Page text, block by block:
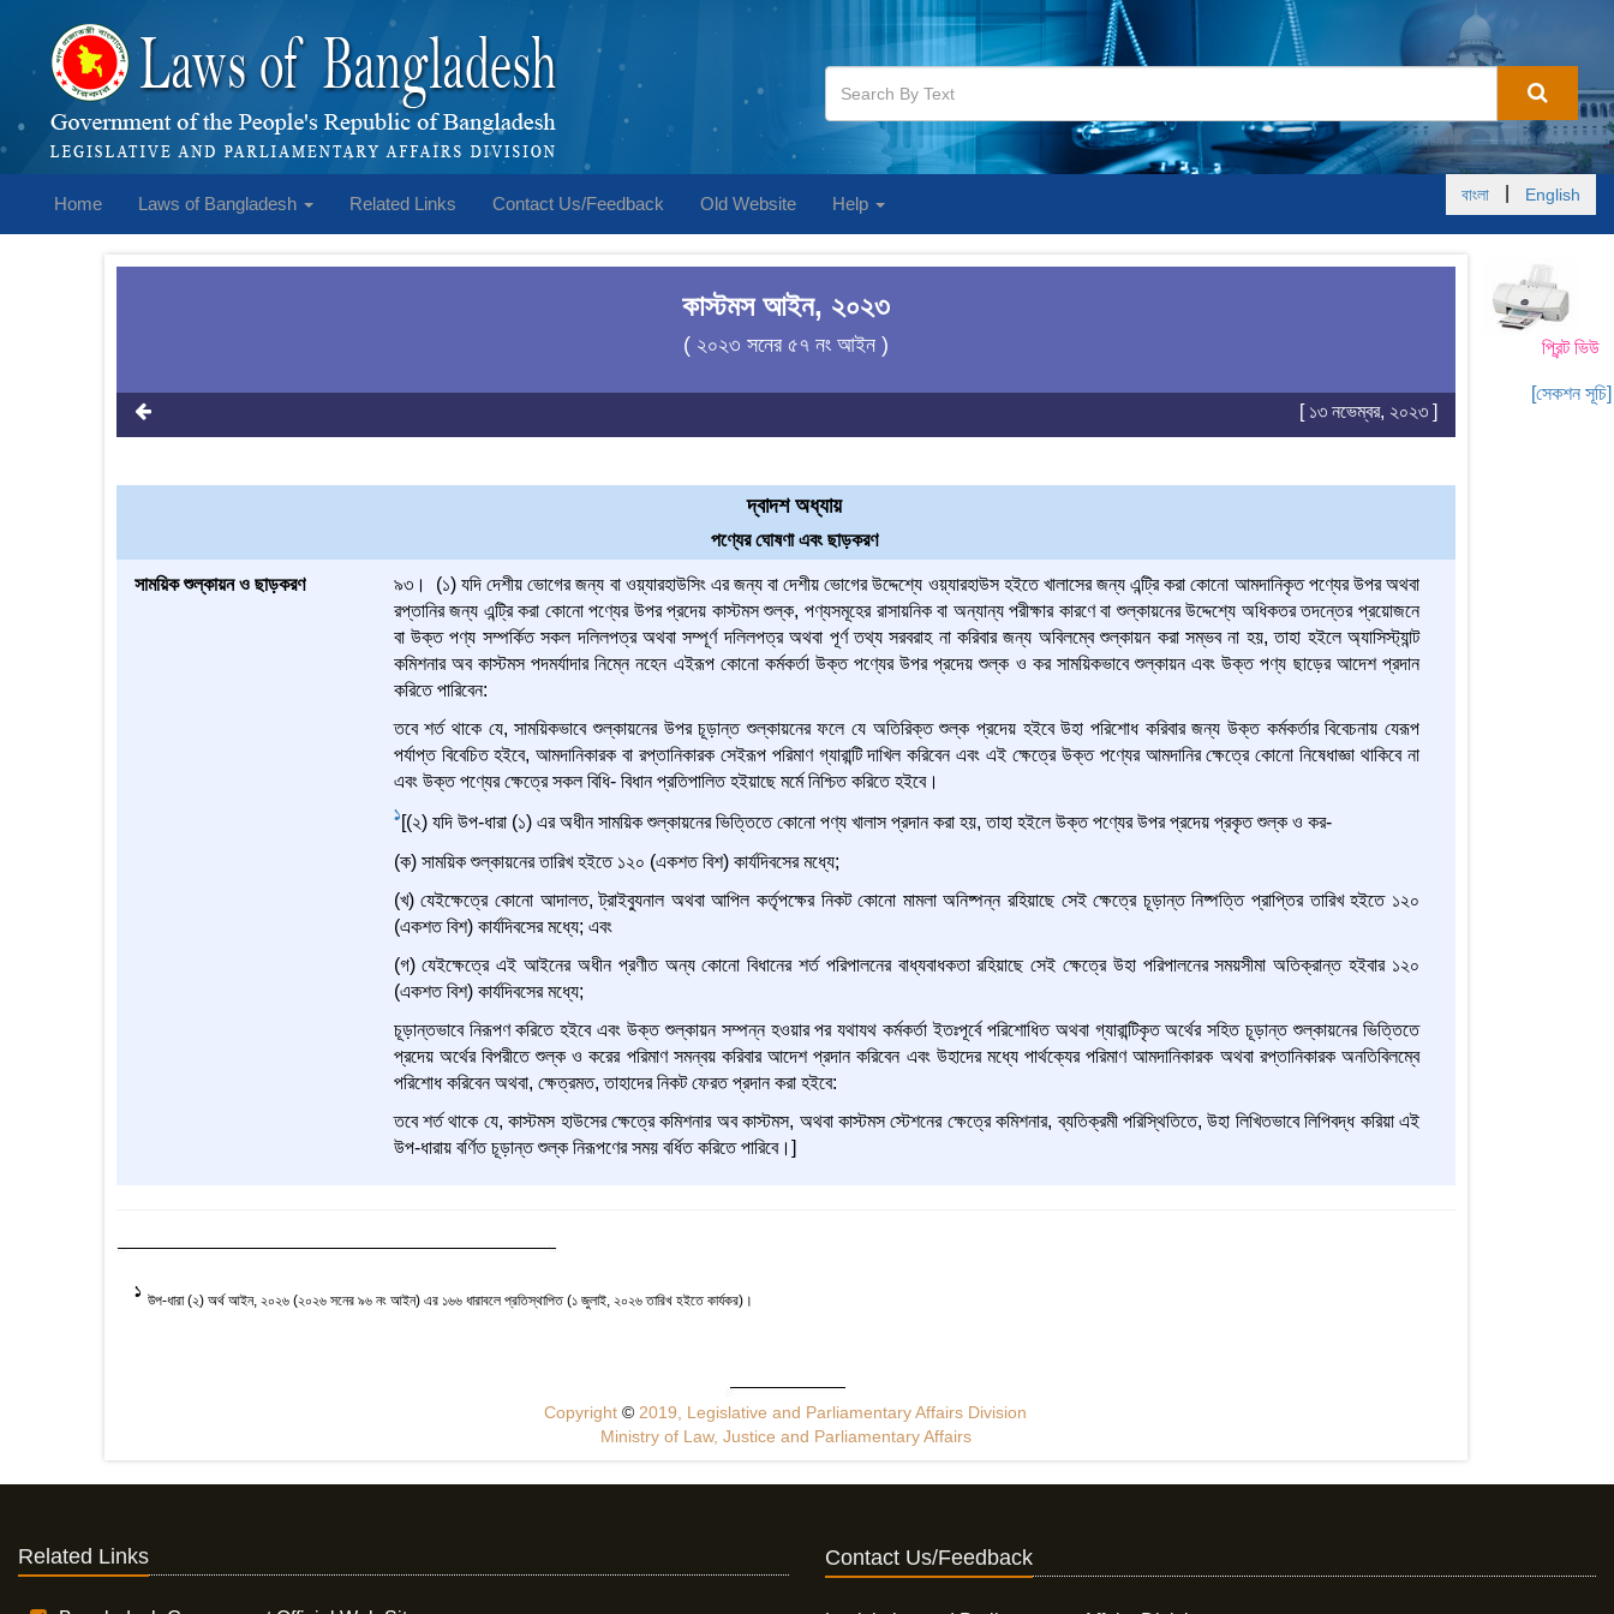
Home Laws of Bangladesh Related Links Contact Us/Feedback Old Website Help বাংলা English
প্রিন্ট ভিউ
[সেকশন সূচি]
কাস্টমস আইন, ২০২৩
( ২০২৩ সনের ৫৭ নং আইন )
[ ১৩ নভেম্বর, ২০২৩ ]
দ্বাদশ অধ্যায়
পণ্যের ঘোষণা এবং ছাড়করণ
সাময়িক শুল্কায়ন ও ছাড়করণ
৯৩। (১) যদি দেশীয় ভোগের জন্য বা ওয়্যারহাউসিং এর জন্য বা দেশীয় ভোগের উদ্দেশ্যে ওয়্যারহাউস হইতে খালাসের জন্য এন্ট্রি করা কোনো আমদানিকৃত পণ্যের উপর অথবা
রপ্তানির জন্য এন্ট্রি করা কোনো পণ্যের উপর প্রদেয় কাস্টমস শুল্ক, পণ্যসমূহের রাসায়নিক বা অন্যান্য পরীক্ষার কারণে বা শুল্কায়নের উদ্দেশ্যে অধিকতর তদন্তের প্রয়োজনে
বা উক্ত পণ্য সম্পর্কিত সকল দলিলপত্র অথবা সম্পূর্ণ দলিলপত্র অথবা পূর্ণ তথ্য সরবরাহ না করিবার জন্য অবিলম্বে শুল্কায়ন করা সম্ভব না হয়, তাহা হইলে অ্যাসিস্ট্যান্ট
কমিশনার অব কাস্টমস পদমর্যাদার নিম্নে নহেন এইরূপ কোনো কর্মকর্তা উক্ত পণ্যের উপর প্রদেয় শুল্ক ও কর সাময়িকভাবে শুল্কায়ন এবং উক্ত পণ্য ছাড়ের আদেশ প্রদান
করিতে পারিবেন:
তবে শর্ত থাকে যে, সাময়িকভাবে শুল্কায়নের উপর চূড়ান্ত শুল্কায়নের ফলে যে অতিরিক্ত শুল্ক প্রদেয় হইবে উহা পরিশোধ করিবার জন্য উক্ত কর্মকর্তার বিবেচনায় যেরূপ
পর্যাপ্ত বিবেচিত হইবে, আমদানিকারক বা রপ্তানিকারক সেইরূপ পরিমাণ গ্যারান্টি দাখিল করিবেন এবং এই ক্ষেত্রে উক্ত পণ্যের আমদানির ক্ষেত্রে কোনো নিষেধাজ্ঞা থাকিবে না
এবং উক্ত পণ্যের ক্ষেত্রে সকল বিধি- বিধান প্রতিপালিত হইয়াছে মর্মে নিশ্চিত করিতে হইবে।
1[(২) যদি উপ-ধারা (১) এর অধীন সাময়িক শুল্কায়নের ভিত্তিতে কোনো পণ্য খালাস প্রদান করা হয়, তাহা হইলে উক্ত পণ্যের উপর প্রদেয় প্রকৃত শুল্ক ও কর-
(ক) সাময়িক শুল্কায়নের তারিখ হইতে ১২০ (একশত বিশ) কার্যদিবসের মধ্যে;
(খ) যেইক্ষেত্রে কোনো আদালত, ট্রাইব্যুনাল অথবা আপিল কর্তৃপক্ষের নিকট কোনো মামলা অনিষ্পন্ন রহিয়াছে সেই ক্ষেত্রে চূড়ান্ত নিষ্পত্তি প্রাপ্তির তারিখ হইতে ১২০
(একশত বিশ) কার্যদিবসের মধ্যে; এবং
(গ) যেইক্ষেত্রে এই আইনের অধীন প্রণীত অন্য কোনো বিধানের শর্ত পরিপালনের বাধ্যবাধকতা রহিয়াছে সেই ক্ষেত্রে উহা পরিপালনের সময়সীমা অতিক্রান্ত হইবার ১২০
(একশত বিশ) কার্যদিবসের মধ্যে;
চূড়ান্তভাবে নিরূপণ করিতে হইবে এবং উক্ত শুল্কায়ন সম্পন্ন হওয়ার পর যথাযথ কর্মকর্তা ইতঃপূর্বে পরিশোধিত অথবা গ্যারান্টিকৃত অর্থের সহিত চূড়ান্ত শুল্কায়নের ভিত্তিতে
প্রদেয় অর্থের বিপরীতে শুল্ক ও করের পরিমাণ সমন্বয় করিবার আদেশ প্রদান করিবেন এবং উহাদের মধ্যে পার্থক্যের পরিমাণ আমদানিকারক অথবা রপ্তানিকারক অনতিবিলম্বে
পরিশোধ করিবেন অথবা, ক্ষেত্রমত, তাহাদের নিকট ফেরত প্রদান করা হইবে:
তবে শর্ত থাকে যে, কাস্টমস হাউসের ক্ষেত্রে কমিশনার অব কাস্টমস, অথবা কাস্টমস স্টেশনের ক্ষেত্রে কমিশনার, ব্যতিক্রমী পরিস্থিতিতে, উহা লিখিতভাবে লিপিবদ্ধ করিয়া এই
উপ-ধারায় বর্ণিত চূড়ান্ত শুল্ক নিরূপণের সময় বর্ধিত করিতে পারিবে।]
1 উপ-ধারা (২) অর্থ আইন, ২০২৬ (২০২৬ সনের ৯৬ নং আইন) এর ১৬৬ ধারাবলে প্রতিস্থাপিত (১ জুলাই, ২০২৬ তারিখ হইতে কার্যকর)।
Copyright© 2019, Legislative and Parliamentary Affairs Division
Ministry of Law, Justice and Parliamentary Affairs
Related Links Contact Us/Feedback